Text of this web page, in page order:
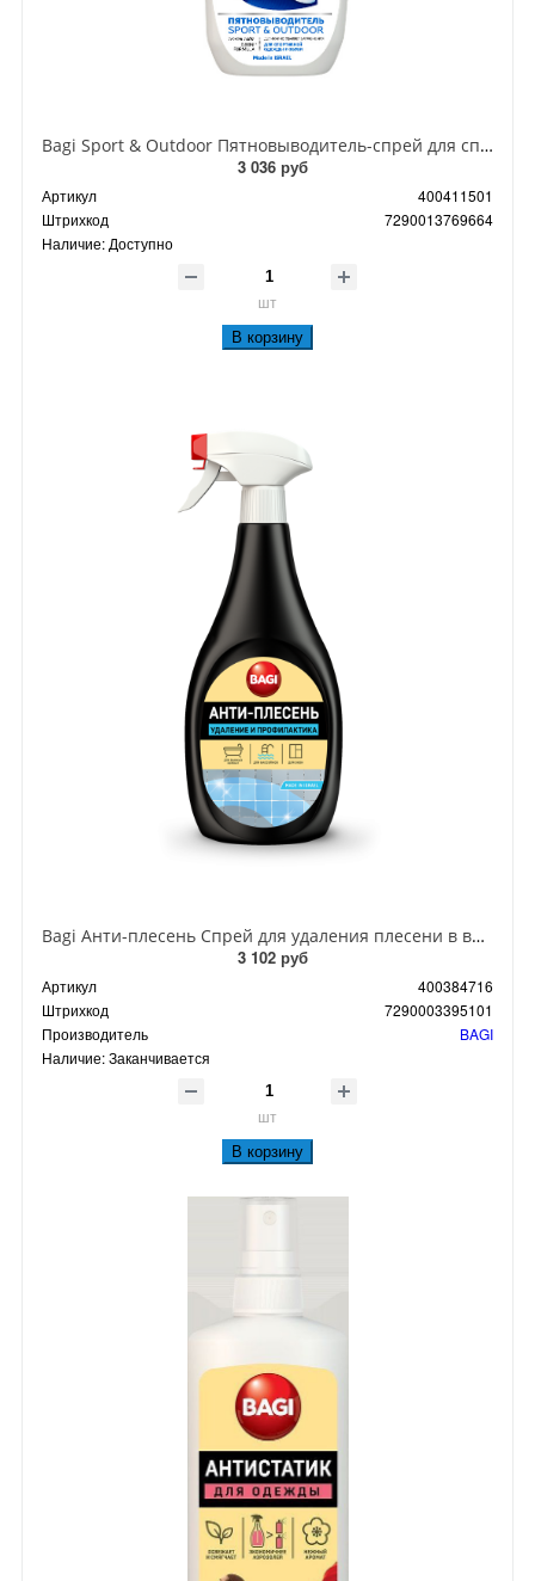
Bagi Sport & Outdoor Пятновыводитель-спрей для спортивной одежды и обуви 400 мл
3 036 руб
Артикул
400411501
Штрихкод
7290013769664
Наличие:Доступно
шт
В корзину
Bagi Анти-плесень Спрей для удаления плесени в ванных комнатах и душевых кабинах 500 мл
3 102 руб
Артикул
400384716
Штрихкод
7290003395101
Производитель
BAGI
Наличие:Заканчивается
шт
В корзину